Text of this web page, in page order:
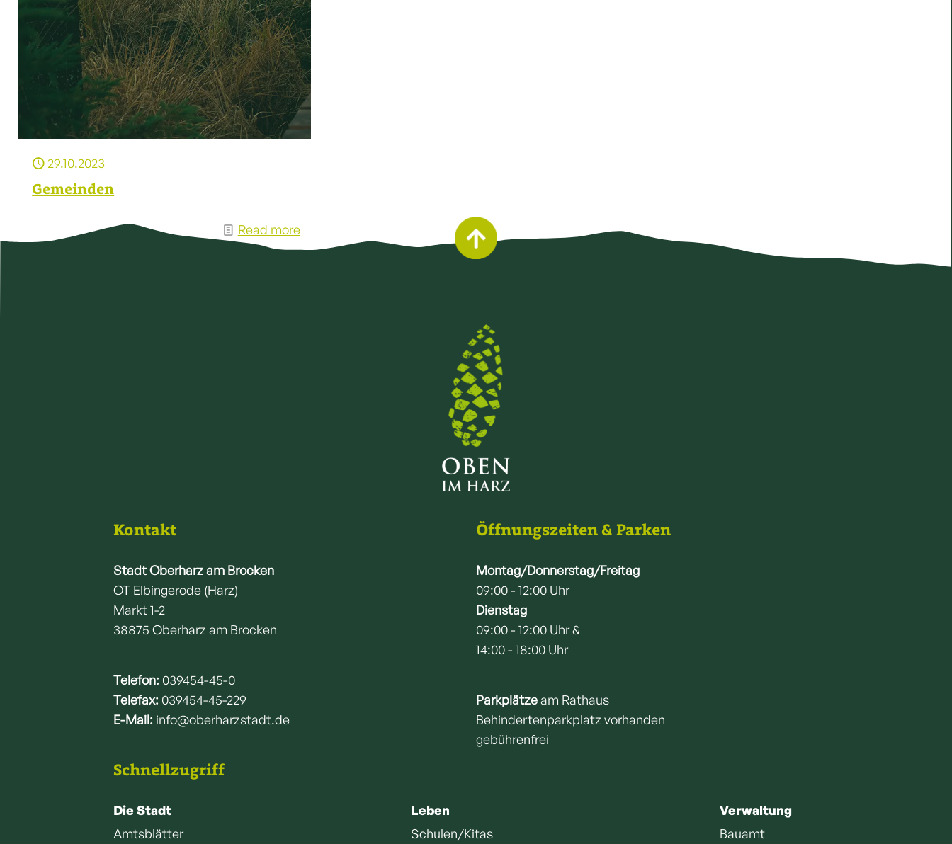
29.10.2023
Gemeinden
Read more
Kontakt
Stadt Oberharz am Brocken
OT Elbingerode (Harz)
Markt 1-2
38875 Oberharz am Brocken
Telefon: 039454-45-0
Telefax: 039454-45-229
E-Mail: info@oberharzstadt.de
Öffnungszeiten & Parken
Montag/Donnerstag/Freitag
09:00 - 12:00 Uhr
Dienstag
09:00 - 12:00 Uhr &
14:00 - 18:00 Uhr
Parkplätzeam Rathaus
Behindertenparkplatz vorhanden
gebührenfrei
Schnellzugriff
Die Stadt
Amtsblätter
Leben
Schulen/Kitas
Verwaltung
Bauamt